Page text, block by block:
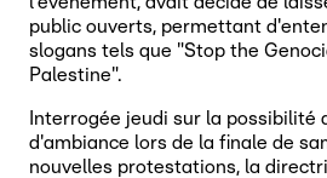
public ouverts, permettant
slogans tels que "Stop the
Palestine".
Interrogée jeudi sur la possibilité
d'ambiance lors de la finale de
nouvelles protestations, la